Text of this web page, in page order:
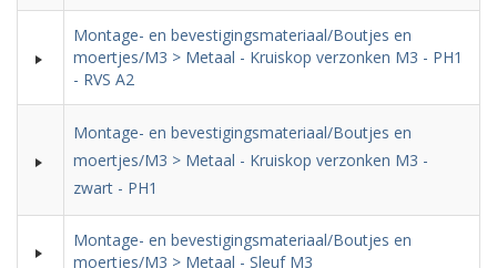
Montage- en bevestigingsmateriaal/Boutjes en
moertjes/M3 > Metaal - Kruiskop verzonken M3 - PH1
- RVS A2
Montage- en bevestigingsmateriaal/Boutjes en
moertjes/M3 > Metaal - Kruiskop verzonken M3 -
zwart - PH1
Montage- en bevestigingsmateriaal/Boutjes en
moertjes/M3 > Metaal - Sleuf M3